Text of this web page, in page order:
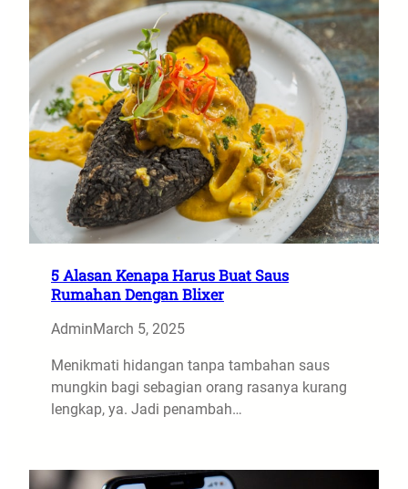
5 Alasan Kenapa Harus Buat Saus
Rumahan Dengan Blixer
AdminMarch 5, 2025
Menikmati hidangan tanpa tambahan saus
mungkin bagi sebagian orang rasanya kurang
lengkap, ya. Jadi penambah…